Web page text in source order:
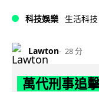
科技娛樂 生活科技
Lawton 28 分
萬代刑事追